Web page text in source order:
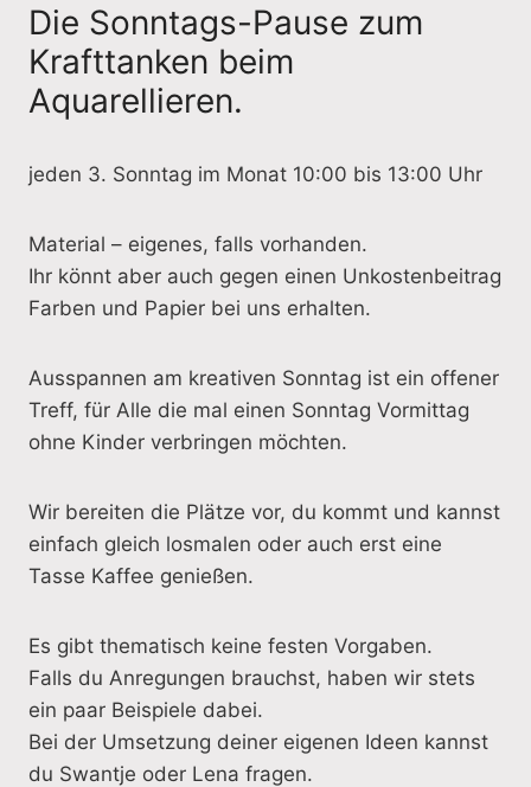
Die Sonntags-Pause zum
Krafttanken beim
Aquarellieren.
jeden 3. Sonntag im Monat 10:00 bis 13:00 Uhr
Material – eigenes, falls vorhanden.
Ihr könnt aber auch gegen einen Unkostenbeitrag
Farben und Papier bei uns erhalten.
Ausspannen am kreativen Sonntag ist ein offener
Treff, für Alle die mal einen Sonntag Vormittag
ohne Kinder verbringen möchten.
Wir bereiten die Plätze vor, du kommt und kannst
einfach gleich losmalen oder auch erst eine
Tasse Kaffee genießen.
Es gibt thematisch keine festen Vorgaben.
Falls du Anregungen brauchst, haben wir stets
ein paar Beispiele dabei.
Bei der Umsetzung deiner eigenen Ideen kannst
du Swantje oder Lena fragen.